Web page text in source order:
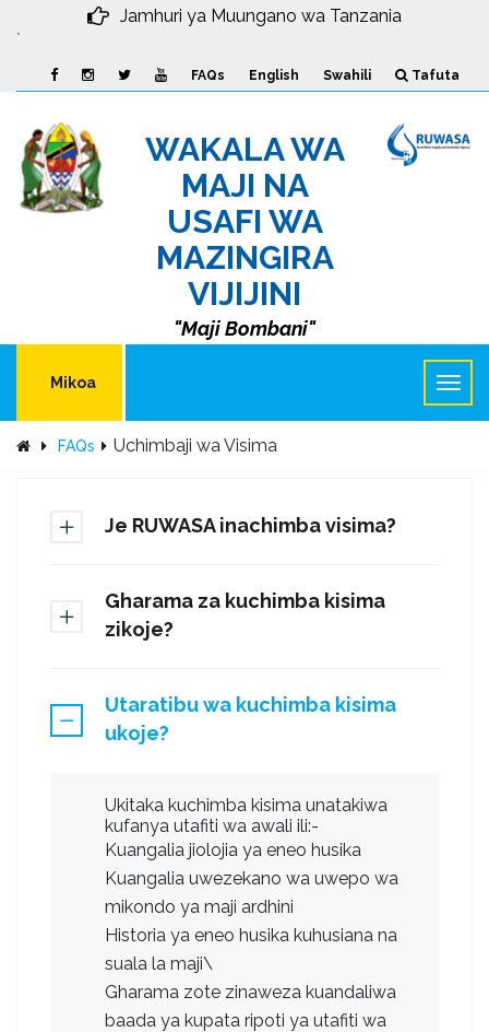
Jamhuri ya Muungano wa Tanzania
`
FAQs English Swahili Tafuta
WAKALA WA
MAJI NA
USAFI WA
MAZINGIRA
VIJIJINI
"Maji Bombani"
Mikoa
FAQs Uchimbaji wa Visima
Je RUWASA inachimba visima?
Gharama za kuchimba kisima
zikoje?
Utaratibu wa kuchimba kisima
ukoje?
Ukitaka kuchimba kisima unatakiwa
kufanya utafiti wa awali ili:-
Kuangalia jiolojia ya eneo husika
Kuangalia uwezekano wa uwepo wa
mikondo ya maji ardhini
Historia ya eneo husika kuhusiana na
suala la maji\
Gharama zote zinaweza kuandaliwa
baada ya kupata ripoti ya utafiti wa